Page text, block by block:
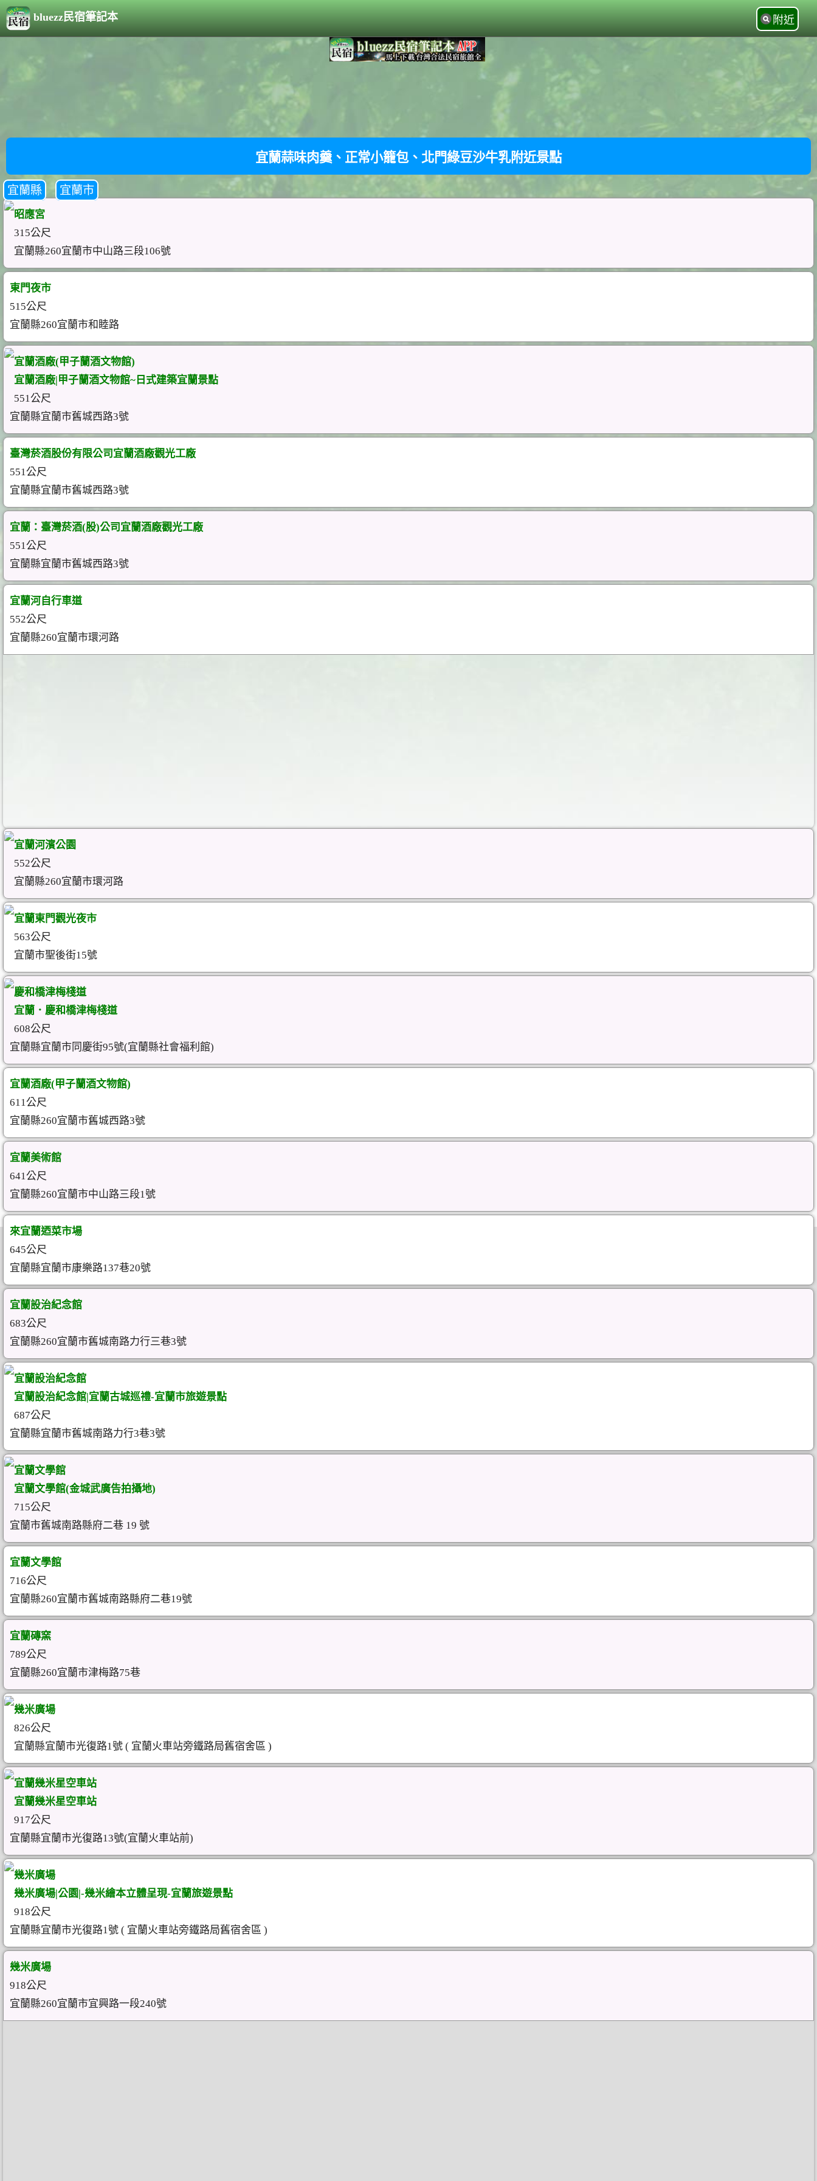
bluezz民宿筆記本 附近
宜蘭蒜味肉羹、正常小籠包、北門綠豆沙牛乳附近景點
宜蘭縣 宜蘭市
昭應宮
315公尺
宜蘭縣260宜蘭市中山路三段106號
東門夜市
515公尺
宜蘭縣260宜蘭市和睦路
宜蘭酒廠(甲子蘭酒文物館)
宜蘭酒廠|甲子蘭酒文物館~日式建築宜蘭景點
551公尺
宜蘭縣宜蘭市舊城西路3號
臺灣菸酒股份有限公司宜蘭酒廠觀光工廠
551公尺
宜蘭縣宜蘭市舊城西路3號
宜蘭：臺灣菸酒(股)公司宜蘭酒廠觀光工廠
551公尺
宜蘭縣宜蘭市舊城西路3號
宜蘭河自行車道
552公尺
宜蘭縣260宜蘭市環河路
宜蘭河濱公園
552公尺
宜蘭縣260宜蘭市環河路
宜蘭東門觀光夜市
563公尺
宜蘭市聖後街15號
慶和橋津梅棧道
宜蘭．慶和橋津梅棧道
608公尺
宜蘭縣宜蘭市同慶街95號(宜蘭縣社會福利館)
宜蘭酒廠(甲子蘭酒文物館)
611公尺
宜蘭縣260宜蘭市舊城西路3號
宜蘭美術館
641公尺
宜蘭縣260宜蘭市中山路三段1號
來宜蘭迺菜市場
645公尺
宜蘭縣宜蘭市康樂路137巷20號
宜蘭設治紀念館
683公尺
宜蘭縣260宜蘭市舊城南路力行三巷3號
宜蘭設治紀念館
宜蘭設治紀念館|宜蘭古城巡禮-宜蘭市旅遊景點
687公尺
宜蘭縣宜蘭市舊城南路力行3巷3號
宜蘭文學館
宜蘭文學館(金城武廣告拍攝地)
715公尺
宜蘭市舊城南路縣府二巷 19 號
宜蘭文學館
716公尺
宜蘭縣260宜蘭市舊城南路縣府二巷19號
宜蘭磚窯
789公尺
宜蘭縣260宜蘭市津梅路75巷
幾米廣場
826公尺
宜蘭縣宜蘭市光復路1號 ( 宜蘭火車站旁鐵路局舊宿舍區 )
宜蘭幾米星空車站
宜蘭幾米星空車站
917公尺
宜蘭縣宜蘭市光復路13號(宜蘭火車站前)
幾米廣場
幾米廣場|公園|-幾米繪本立體呈現-宜蘭旅遊景點
918公尺
宜蘭縣宜蘭市光復路1號 ( 宜蘭火車站旁鐵路局舊宿舍區 )
幾米廣場
918公尺
宜蘭縣260宜蘭市宜興路一段240號